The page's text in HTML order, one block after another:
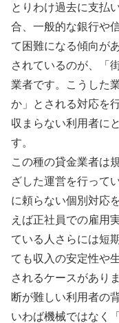
とりわけ過去に支払
合、一般的な銀行や
て困難になる傾向が
されているのが、「
業者です。こうした
か」とされる対応を
収まらない利用者に
す。
この種の貸金業者は
ざした運営を行って
に頼らない個別対応
えば正社員での雇用
ている人さらには短
ても収入の安定性や
されるケースがあり
断が難しい利用者の
いわば機械ではなく